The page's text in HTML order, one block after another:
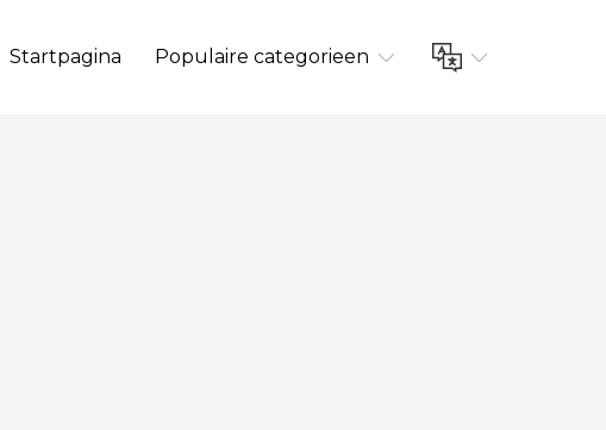
Startpagina Populaire categorieen